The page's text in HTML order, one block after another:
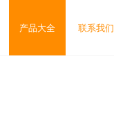
产品大全 联系我们